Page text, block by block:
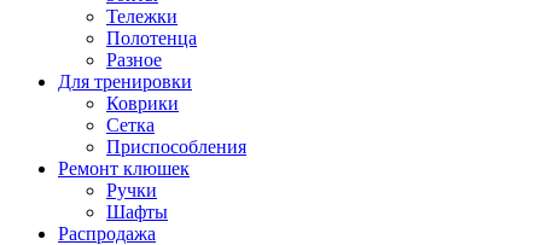
Тележки
Полотенца
Разное
Для тренировки
Коврики
Сетка
Приспособления
Ремонт клюшек
Ручки
Шафты
Распродажа